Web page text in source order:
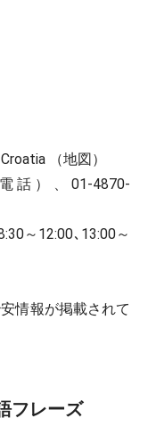
（地図）
話）、01-4870-
～12:00､13:00～
情報が掲載されて
フレーズ